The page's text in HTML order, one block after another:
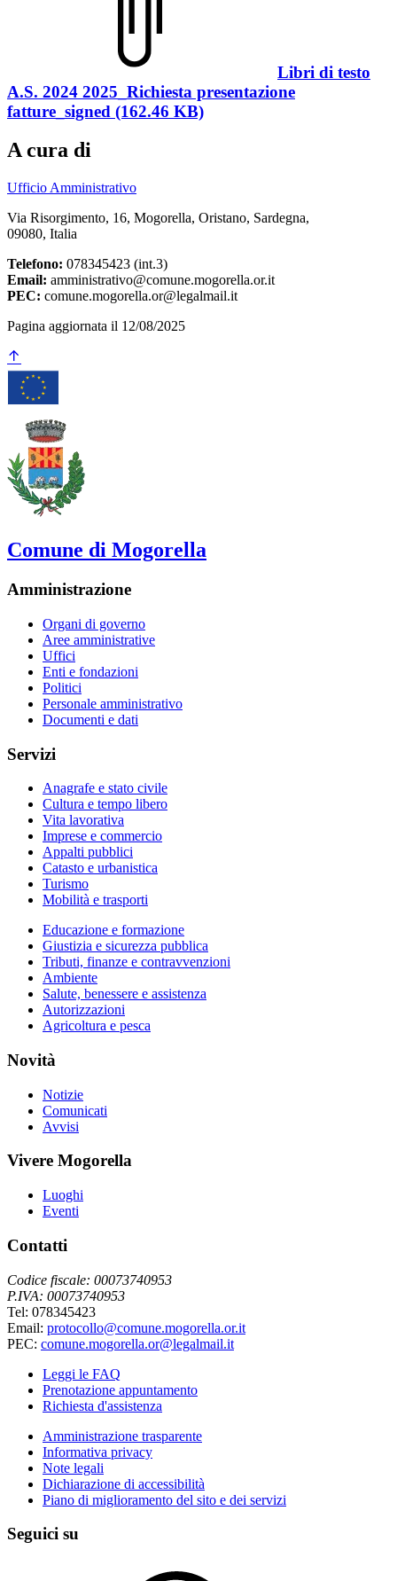
Libri di testo
A.S. 2024 2025_Richiesta presentazione
fatture_signed (162.46 KB)
A cura di
Ufficio Amministrativo
Via Risorgimento, 16, Mogorella, Oristano, Sardegna,
09080, Italia
Telefono: 078345423 (int.3)
Email: amministrativo@comune.mogorella.or.it
PEC: comune.mogorella.or@legalmail.it
Pagina aggiornata il 12/08/2025
Comune di Mogorella
Amministrazione
Organi di governo
Aree amministrative
Uffici
Enti e fondazioni
Politici
Personale amministrativo
Documenti e dati
Servizi
Anagrafe e stato civile
Cultura e tempo libero
Vita lavorativa
Imprese e commercio
Appalti pubblici
Catasto e urbanistica
Turismo
Mobilità e trasporti
Educazione e formazione
Giustizia e sicurezza pubblica
Tributi, finanze e contravvenzioni
Ambiente
Salute, benessere e assistenza
Autorizzazioni
Agricoltura e pesca
Novità
Notizie
Comunicati
Avvisi
Vivere Mogorella
Luoghi
Eventi
Contatti
Codice fiscale: 00073740953
P.IVA: 00073740953
Tel: 078345423
Email: protocollo@comune.mogorella.or.it
PEC: comune.mogorella.or@legalmail.it
Leggi le FAQ
Prenotazione appuntamento
Richiesta d'assistenza
Amministrazione trasparente
Informativa privacy
Note legali
Dichiarazione di accessibilità
Piano di miglioramento del sito e dei servizi
Seguici su